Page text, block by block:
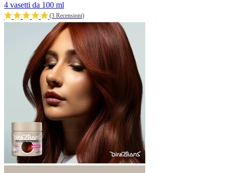
4 vasetti da 100 ml
(3 Recensioni)